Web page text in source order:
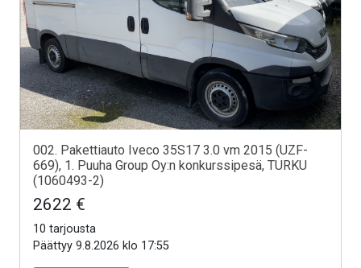
002. Pakettiauto Iveco 35S17 3.0 vm 2015 (UZF-
669), 1. Puuha Group Oy:n konkurssipesä, TURKU
(1060493-2)
2622 €
10 tarjousta
Päättyy 9.8.2026 klo 17:55